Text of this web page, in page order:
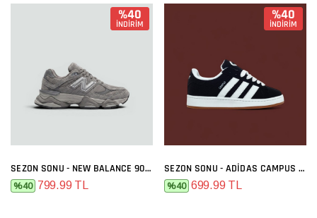
%40
İNDİRİM
SEZON SONU - NEW BALANCE 9060 GRI FÜME
%40 799.99 TL
%40
İNDİRİM
SEZON SONU - ADIDAS CAMPUS SIYAH BEYAZ
%40 699.99 TL